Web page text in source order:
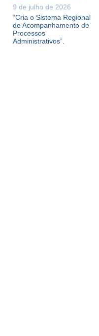
9 de julho de 2026
“Cria o Sistema Regional
de Acompanhamento de
Processos
Administrativos”.